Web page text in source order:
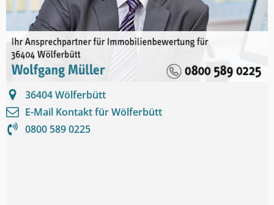
36404Wölferbütt
E-Mail Kontakt fürWölferbütt
0800 589 0225